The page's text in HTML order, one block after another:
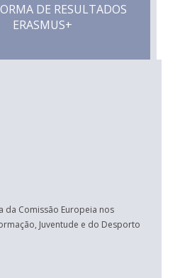
DE RESULTADOS
ERASMUS+
da Comissão Europeia nos
Juventude e do Desporto